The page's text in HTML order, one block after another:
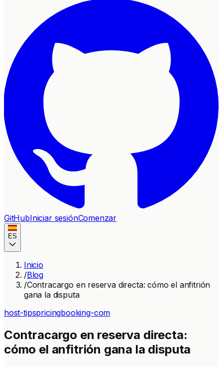
GitHubIniciar sesiónComenzar
ES
Inicio
/Blog
/Contracargo en reserva directa: cómo el anfitrión
gana la disputa
host-tipspricingbooking-com
Contracargo en reserva directa:
cómo el anfitrión gana la disputa